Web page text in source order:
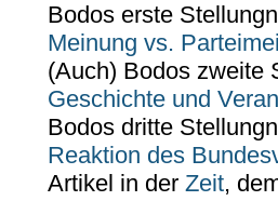
Bodos erste
Meinung vs.
(Auch) Bodos zweite
Geschichte und
Bodos dritte
Reaktion des
Artikel in der Zeit,